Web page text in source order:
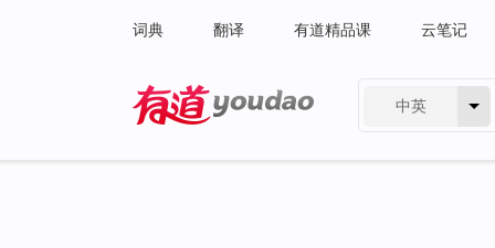
词典 翻译 有道精品课 云笔记
中英